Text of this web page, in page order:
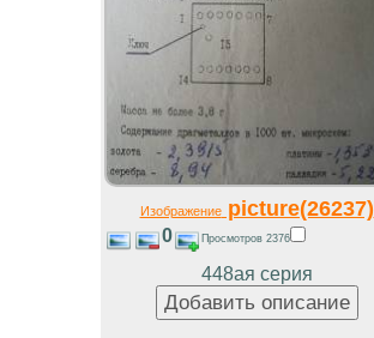
Изображениеpicture(26237)
0 Просмотров 2376
448ая серия